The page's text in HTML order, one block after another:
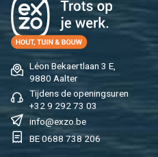
Léon Be­kaert­laan 3 E,
9880 Aal­ter
Tij­dens de ope­nings­uren
+32 9 292 73 03
info@​exzo.​be
BE 0688 738 206